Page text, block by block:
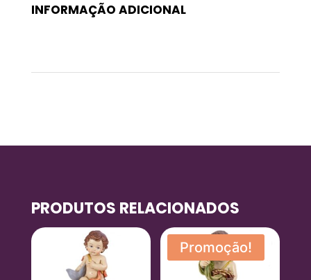
INFORMAÇÃO ADICIONAL
PRODUTOS RELACIONADOS
Promoção!